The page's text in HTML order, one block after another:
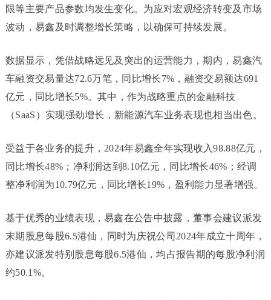
限等主要产品参数均发生变化。为应对宏观经济转变及市场
波动，易鑫及时调整增长策略，以确保可持续发展。
数据显示，凭借战略远见及突出的运营能力，期内，易鑫汽
车融资交易量达72.6万笔，同比增长7%，融资交易额达691
亿元，同比增长5%。其中，作为战略重点的金融科技
（SaaS）实现强劲增长，新能源汽车业务表现也相当出色。
受益于各业务的提升，2024年易鑫全年实现收入98.88亿元，
同比增长48%；净利润达到8.10亿元，同比增长46%；经调
整净利润为10.79亿元，同比增长19%，盈利能力显著增强。
基于优秀的业绩表现，易鑫在公告中披露，董事会建议派发
末期股息每股6.5港仙，同时为庆祝公司2024年成立十周年，
亦建议派发特别股息每股6.5港仙，均占报告期的每股净利润
约50.1%。